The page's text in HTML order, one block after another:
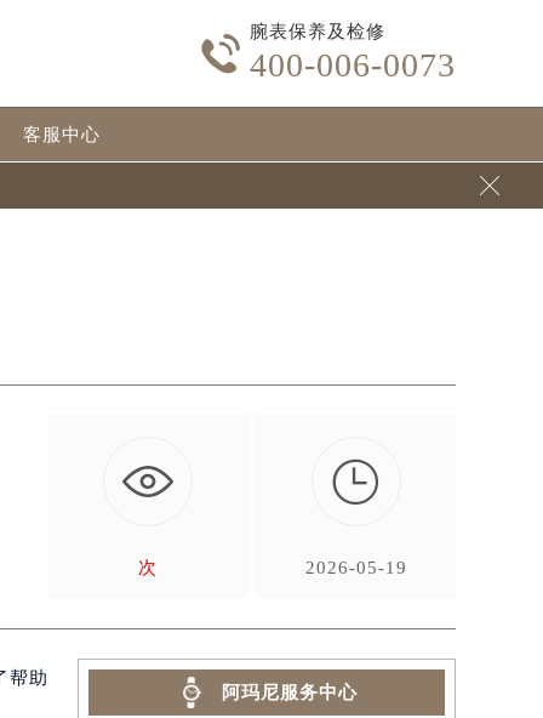

腕表保养及检修
400-006-0073
客服中心

次

2026-05-19
帮助
阿玛尼服务中心